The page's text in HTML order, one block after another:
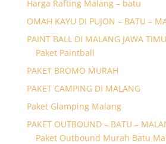
Harga Rafting Malang – batu
OMAH KAYU DI PUJON – BATU –
PAINT BALL DI MALANG JAWA
Paket Paintball
PAKET BROMO MURAH
PAKET CAMPING DI MALANG
Paket Glamping Malang
PAKET OUTBOUND – BATU –
Paket Outbound Murah Batu